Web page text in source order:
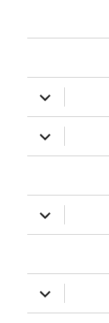
הצג
תפריט
הצג
תפריט
הצג
תפריט
הצג
תפריט